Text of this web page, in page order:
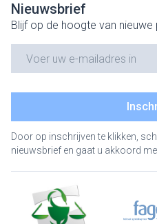
Nieuwsbrief
Blijf op de hoogte van
Door op inschrijven te klikken,
nieuwsbrief en gaat u akkoord